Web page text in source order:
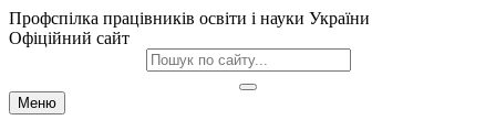
Профспілка працівників освіти і науки України
Офіційний сайт
Меню